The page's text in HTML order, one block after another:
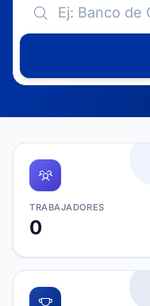
TRABAJADORES
0